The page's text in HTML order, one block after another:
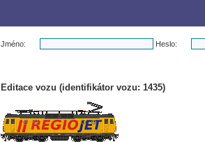
Jméno: Heslo:
Editace vozu (identifikátor vozu: 1435)